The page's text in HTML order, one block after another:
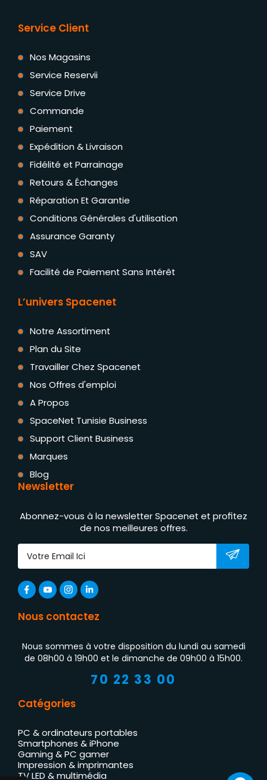
Service Client
Nos Magasins
Service Reservii
Service Drive
Commande
Paiement
Expédition & Livraison
Fidélité et Parrainage
Retours & Échanges
Réparation Et Garantie
Conditions Générales d'utilisation
Assurance Garanty
SAV
Facilité de Paiement Sans Intérêt
L’univers Spacenet
Notre Assortiment
Plan du Site
Travailler Chez Spacenet
Nos Offres d'emploi
A Propos
SpaceNet Tunisie Business
Support Client Business
Marques
Blog
Newsletter
Abonnez-vous à la newsletter Spacenet et profitez
de nos meilleures offres.
Nous contactez
Nous sommes à votre disposition du lundi au samedi
de 08h00 à 19h00 et le dimanche de 09h00 à 15h00.
70 22 33 00
Catégories
PC & ordinateurs portables
Smartphones & iPhone
Gaming & PC gamer
Impression & imprimantes
TV LED & multimédia